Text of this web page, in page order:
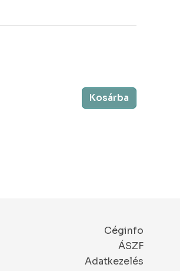
Kosárba
Céginfo
ÁSZF
Adatkezelés